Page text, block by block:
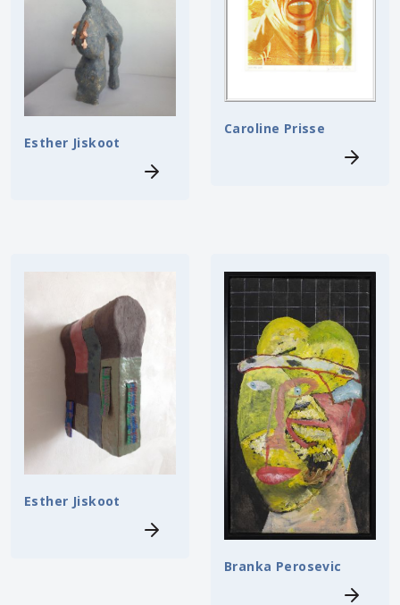
Esther Jiskoot
Caroline Prisse
Esther Jiskoot
Branka Perosevic